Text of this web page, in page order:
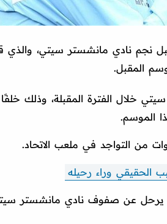
نجم نادي مانشستر سيتي، والذي
المقبل.
خلال الفترة المقبلة، وذلك
الموسم.
من التواجد في ملعب الاتحاد.
الحقيقي وراء رحيله
يرحل عن صفوف نادي مانشستر